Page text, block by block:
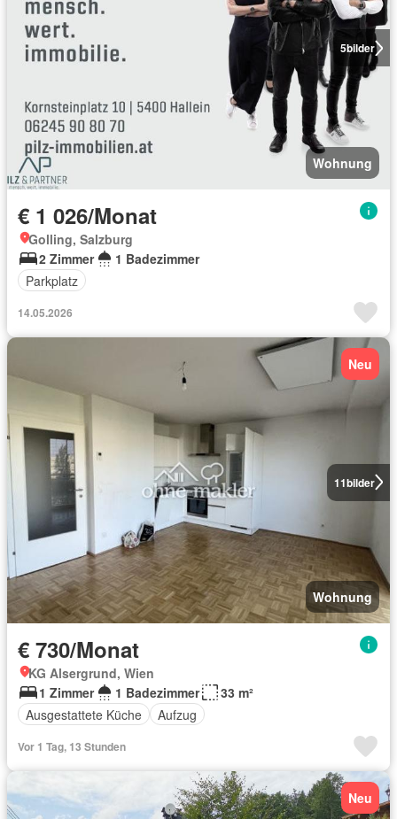
5bilder
Wohnung
€ 1 026/Monat
Golling, Salzburg
2 Zimmer
1 Badezimmer
Parkplatz
14.05.2026
11bilder
Neu
Wohnung
€ 730/Monat
KG Alsergrund, Wien
1 Zimmer
1 Badezimmer
33 m²
Ausgestattete Küche
Aufzug
Vor 1 Tag, 13 Stunden
Neu